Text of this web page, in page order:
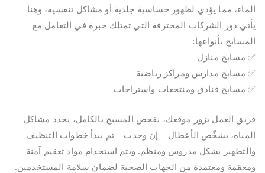
الماء، مما يؤدي لظهور حساسية جلدية أو مشاكل تنفسية، وهنا
يأتي دور الشركات المحترفة التي تمتلك خبرة في التعامل مع
المسابح بأنواعها:
✅ مسابح منازل
✅ مسابح مدارس ومراكز رياضية
✅ مسابح فنادق ومنتجعات واستراحات
فريق العمل يزور موقعك، يفحص المسبح بالكامل، يحدد مشاكل
المياه، يشخّص الأعطال – إن وجدت – ثم يبدأ خطوات التنظيف
والتطهير بشكل مدروس ومنظم. ويتم استخدام مواد تعقيم آمنة
ومعقمة ومعتمدة من الجهات الصحية لضمان سلامة المستخدمين.